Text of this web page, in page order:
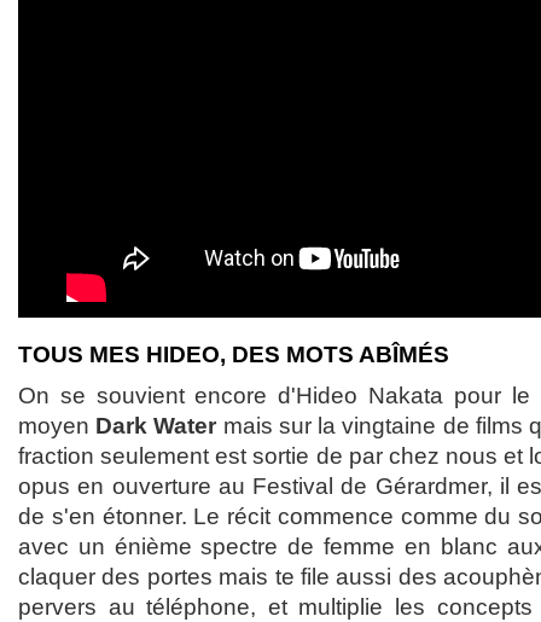
TOUS MES HIDEO, DES MOTS ABÎMÉS
On se souvient encore d'Hideo Nakata pour
moyen Dark Water mais sur la vingtaine de films
fraction seulement est sortie de par chez nous et
opus en ouverture au Festival de Gérardmer, il
de s'en étonner. Le récit commence comme du
avec un énième spectre de femme en blanc
claquer des portes mais te file aussi des
pervers au téléphone, et multiplie les concepts